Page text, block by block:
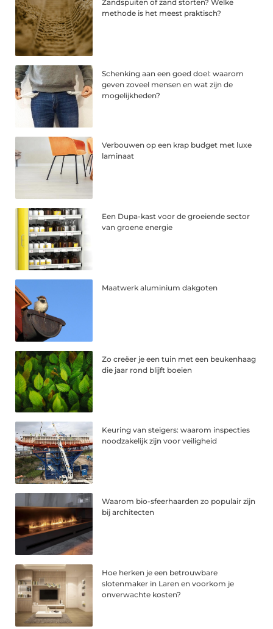
Zandspuiten of zand storten? Welke
methode is het meest praktisch?
Schenking aan een goed doel: waarom
geven zoveel mensen en wat zijn de
mogelijkheden?
Verbouwen op een krap budget met luxe
laminaat
Een Dupa-kast voor de groeiende sector
van groene energie
Maatwerk aluminium dakgoten
Zo creëer je een tuin met een beukenhaag
die jaar rond blijft boeien
Keuring van steigers: waarom inspecties
noodzakelijk zijn voor veiligheid
Waarom bio-sfeerhaarden zo populair zijn
bij architecten
Hoe herken je een betrouwbare
slotenmaker in Laren en voorkom je
onverwachte kosten?